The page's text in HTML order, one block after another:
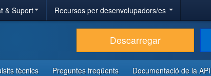
& Suport Recursos per desenvolupadors/es
Descarregar
tècnics Preguntes freqüents Documentació de la API